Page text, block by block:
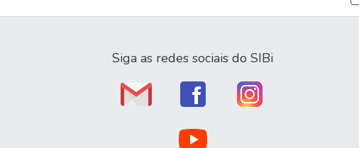
Siga as redes sociais do SIBi